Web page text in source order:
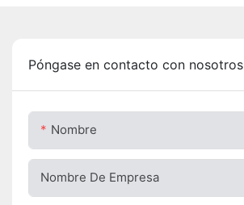
Póngase en contacto con nosotros
Nombre
Nombre De Empresa